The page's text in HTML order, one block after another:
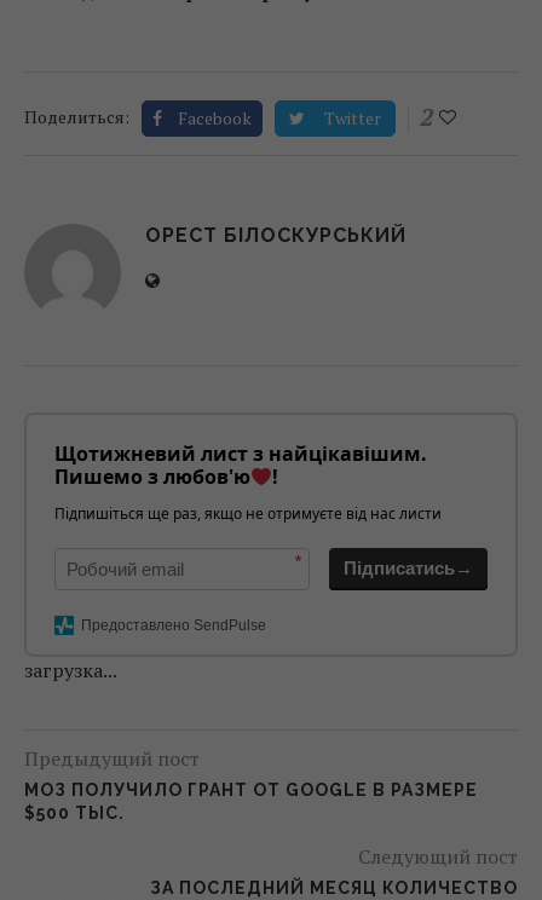
Поделиться: Facebook Twitter 2
ОРЕСТ БІЛОСКУРСЬКИЙ
Щотижневий лист з найцікавішим.
Пишемо з любов'ю
!
Підпишіться ще раз, якщо не отримуєте від нас листи
* Підписатись→
Предоставлено SendPulse
загрузка...
Предыдущий пост
МОЗ ПОЛУЧИЛО ГРАНТ ОТ GOOGLE В РАЗМЕРЕ
$500 ТЫС.
Следующий пост
ЗА ПОСЛЕДНИЙ МЕСЯЦ КОЛИЧЕСТВО